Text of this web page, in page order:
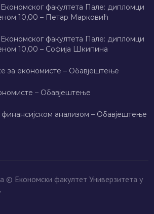
Економског факултета Пале: дипломци
10,00 – Петар Марковић
Економског факултета Пале: дипломци
10,00 – Софија Шкипина
за економисте – Обавјештење
– Обавјештење
анализом – Обавјештење
© Економски факултет Универзитета у